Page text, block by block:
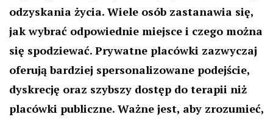
odzyskania życia. Wiele osób zastanawia się,
jak wybrać odpowiednie miejsce i czego można
się spodziewać. Prywatne placówki zazwyczaj
oferują bardziej spersonalizowane podejście,
dyskrecję oraz szybszy dostęp do terapii niż
placówki publiczne. Ważne jest, aby zrozumieć,